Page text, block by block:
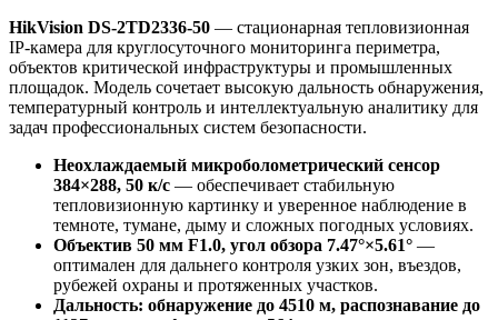
HikVision DS-2TD2336-50 — стационарная тепловизионная
IP-камера для круглосуточного мониторинга периметра,
объектов критической инфраструктуры и промышленных
площадок. Модель сочетает высокую дальность обнаружения,
температурный контроль и интеллектуальную аналитику для
задач профессиональных систем безопасности.
Неохлаждаемый микроболометрический сенсор
384×288, 50 к/с — обеспечивает стабильную
тепловизионную картинку и уверенное наблюдение в
темноте, тумане, дыму и сложных погодных условиях.
Объектив 50 мм F1.0, угол обзора 7.47°×5.61° —
оптимален для дальнего контроля узких зон, въездов,
рубежей охраны и протяженных участков.
Дальность: обнаружение до 4510 м, распознавание до